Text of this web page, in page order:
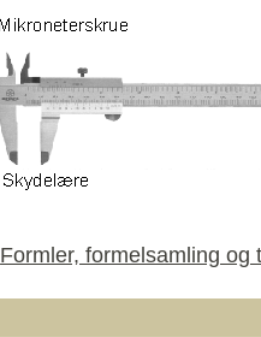
Formler, formelsamling og